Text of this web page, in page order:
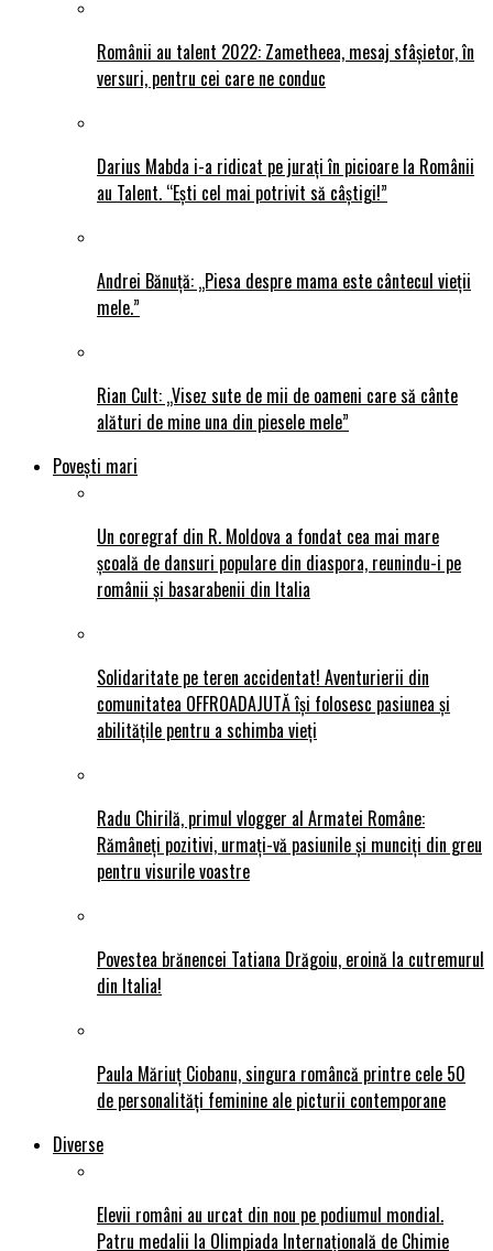
Românii au talent 2022: Zametheea, mesaj sfâșietor, în
versuri, pentru cei care ne conduc
Darius Mabda i-a ridicat pe jurați în picioare la Românii
au Talent. “Ești cel mai potrivit să câștigi!”
Andrei Bănuță: „Piesa despre mama este cântecul vieții
mele.”
Rian Cult: „Visez sute de mii de oameni care să cânte
alături de mine una din piesele mele”
Povești mari
Un coregraf din R. Moldova a fondat cea mai mare
școală de dansuri populare din diaspora, reunindu-i pe
românii și basarabenii din Italia
Solidaritate pe teren accidentat! Aventurierii din
comunitatea OFFROADAJUTĂ își folosesc pasiunea și
abilitățile pentru a schimba vieți
Radu Chirilă, primul vlogger al Armatei Române:
Rămâneți pozitivi, urmați-vă pasiunile și munciți din greu
pentru visurile voastre
Povestea brănencei Tatiana Drăgoiu, eroină la cutremurul
din Italia!
Paula Măriuț Ciobanu, singura româncă printre cele 50
de personalități feminine ale picturii contemporane
Diverse
Elevii români au urcat din nou pe podiumul mondial.
Patru medalii la Olimpiada Internațională de Chimie